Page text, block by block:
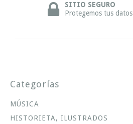
SITIO SEGURO
Protegemos tus datos
Categorías
MÚSICA
HISTORIETA, ILUSTRADOS